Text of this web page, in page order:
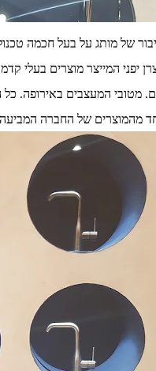
של מותג על בעל חכמה
יפני המייצר מוצרים בעלי
מטובי המעצבים באירופה. כל
מהמוצרים של החברה המביעה